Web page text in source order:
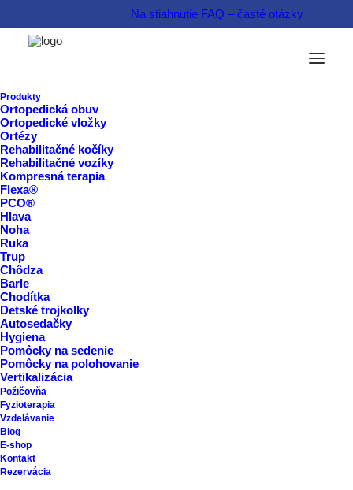
Na stiahnutie FAQ – časté otázky
Produkty
Ortopedická obuv
Ortopedické vložky
Ortézy
Rehabilitačné kočíky
Rehabilitačné vozíky
Kompresná terapia
Flexa®
PCO®
Hlava
Noha
Ruka
Trup
Chôdza
Barle
Chodítka
Detské trojkolky
Autosedačky
Hygiena
Pomôcky na sedenie
Pomôcky na polohovanie
Vertikalizácia
Požičovňa
Fyzioterapia
Vzdelávanie
Blog
E-shop
Kontakt
Rezervácia